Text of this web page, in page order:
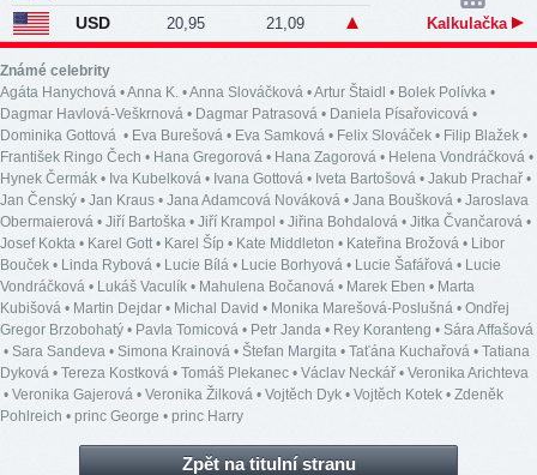
USD 20,95 21,09 Kalkulačka
Známé celebrity
Agáta Hanychová •Anna K. •Anna Slováčková •Artur Štaidl • Bolek Polívka •
Dagmar Havlová-Veškrnová • Dagmar Patrasová • Daniela Písařovicová •
Dominika Gottová • Eva Burešová • Eva Samková • Felix Slováček • Filip Blažek •
František Ringo Čech • Hana Gregorová • Hana Zagorová • Helena Vondráčková •
Hynek Čermák • Iva Kubelková • Ivana Gottová • Iveta Bartošová • Jakub Prachař •
Jan Čenský • Jan Kraus • Jana Adamcová Nováková • Jana Boušková • Jaroslava
Obermaierová • Jiří Bartoška • Jiří Krampol • Jiřina Bohdalová • Jitka Čvančarová •
Josef Kokta • Karel Gott • Karel Šíp • Kate Middleton • Kateřina Brožová • Libor
Bouček • Linda Rybová • Lucie Bílá • Lucie Borhyová • Lucie Šafářová • Lucie
Vondráčková • Lukáš Vaculík • Mahulena Bočanová • Marek Eben • Marta
Kubišová • Martin Dejdar • Michal David • Monika Marešová-Poslušná • Ondřej
Gregor Brzobohatý • Pavla Tomicová • Petr Janda • Rey Koranteng • Sára Affašová
• Sara Sandeva • Simona Krainová • Štefan Margita • Taťána Kuchařová • Tatiana
Dyková • Tereza Kostková • Tomáš Plekanec • Václav Neckář • Veronika Arichteva
• Veronika Gajerová • Veronika Žilková • Vojtěch Dyk • Vojtěch Kotek • Zdeněk
Pohlreich • princ George • princ Harry
Zpět na titulní stranu